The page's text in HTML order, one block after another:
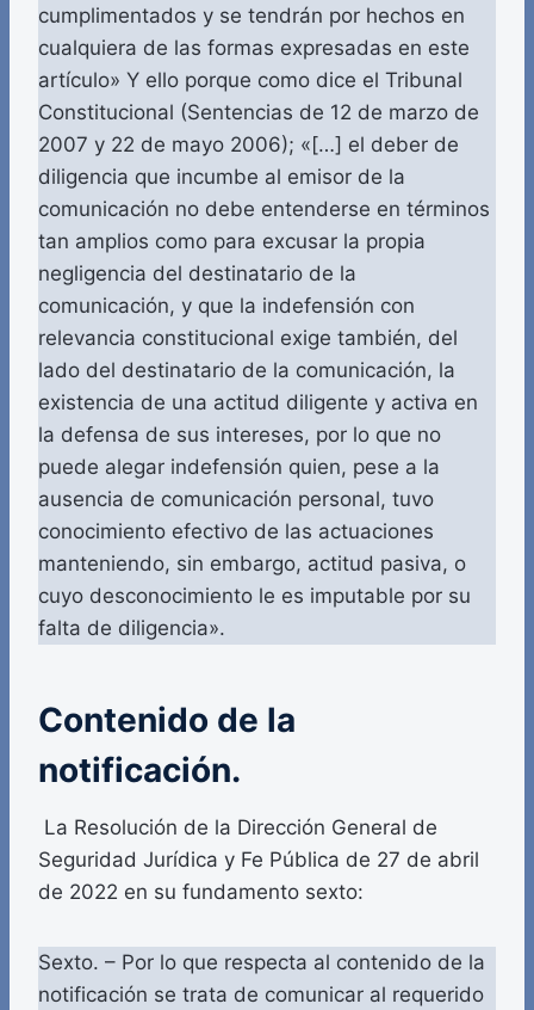
cumplimentados y se tendrán por hechos en
cualquiera de las formas expresadas en este
artículo» Y ello porque como dice el Tribunal
Constitucional (Sentencias de 12 de marzo de
2007 y 22 de mayo 2006); «[…] el deber de
diligencia que incumbe al emisor de la
comunicación no debe entenderse en términos
tan amplios como para excusar la propia
negligencia del destinatario de la
comunicación, y que la indefensión con
relevancia constitucional exige también, del
lado del destinatario de la comunicación, la
existencia de una actitud diligente y activa en
la defensa de sus intereses, por lo que no
puede alegar indefensión quien, pese a la
ausencia de comunicación personal, tuvo
conocimiento efectivo de las actuaciones
manteniendo, sin embargo, actitud pasiva, o
cuyo desconocimiento le es imputable por su
falta de diligencia».
Contenido de la
notificación.
La Resolución de la Dirección General de
Seguridad Jurídica y Fe Pública de 27 de abril
de 2022 en su fundamento sexto:
Sexto. – Por lo que respecta al contenido de la
notificación se trata de comunicar al requerido